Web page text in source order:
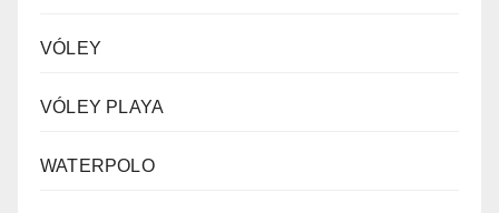
VÓLEY
VÓLEY PLAYA
WATERPOLO